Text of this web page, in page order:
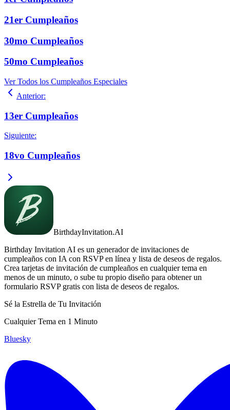
21er Cumpleaños
30mo Cumpleaños
50mo Cumpleaños
Ver Todos los Cumpleaños Especiales
Anterior:
13er Cumpleaños
Siguiente:
18vo Cumpleaños
BirthdayInvitation.AI
Birthday Invitation AI es un generador de invitaciones de
cumpleaños con IA con RSVP en línea y lista de deseos de regalos.
Crea tarjetas de invitación de cumpleaños en cualquier tema en
menos de un minuto, o sube tu propio diseño para obtener un
formulario RSVP gratis con lista de deseos de regalos.
Sé la Estrella de Tu Invitación
Cualquier Tema en 1 Minuto
Bluesky